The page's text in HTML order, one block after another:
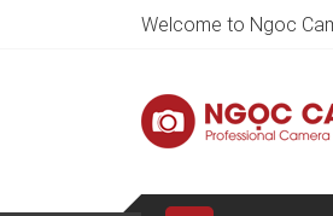
Welcome to Ngoc